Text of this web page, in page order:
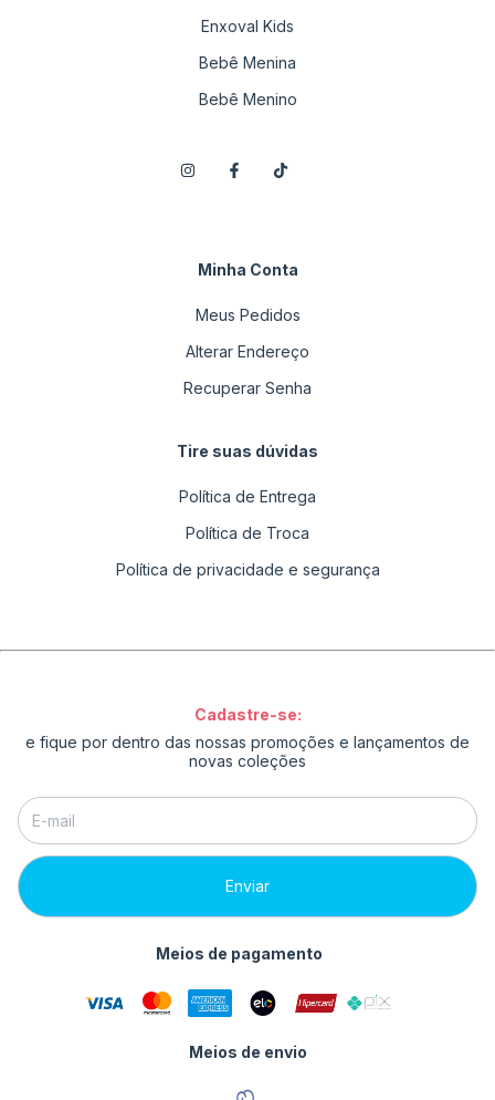
Enxoval Kids
Bebê Menina
Bebê Menino
Minha Conta
Meus Pedidos
Alterar Endereço
Recuperar Senha
Tire suas dúvidas
Política de Entrega
Política de Troca
Política de privacidade e segurança
Cadastre-se:
e fique por dentro das nossas promoções e lançamentos de
novas coleções
Meios de pagamento
Meios de envio